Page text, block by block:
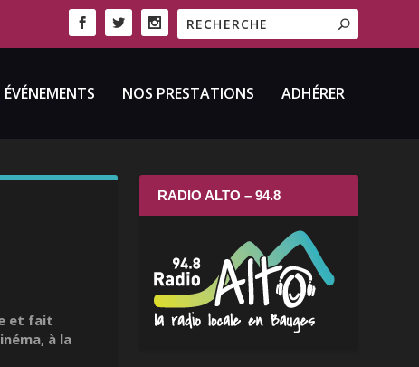
ÉVÉNEMENTS NOS PRESTATIONS ADHÉRER
et fait
à la
RADIO ALTO – 94.8